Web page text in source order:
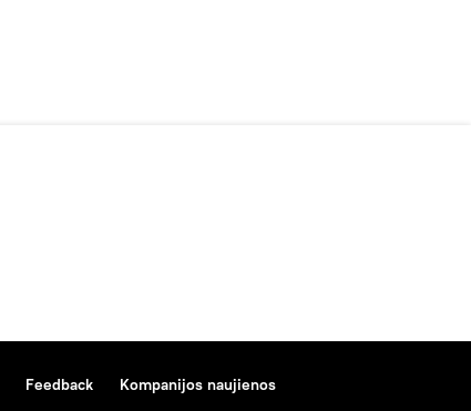
Feedback Kompanijos naujienos